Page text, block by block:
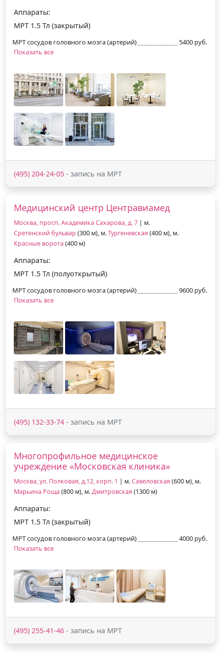
Аппараты:
МРТ 1.5 Тл (закрытый)
МРТ сосудов головного мозга (артерий)
5400 руб.
Показать все
(495) 204-24-05 - запись на МРТ
Медицинский центр Центравиамед
Москва, просп. Академика Сахарова, д. 7 | м.
Сретенский бульвар (300 м), м.Тургеневская (400 м), м.
Красные ворота (400 м)
Аппараты:
МРТ 1.5 Тл (полуоткрытый)
МРТ сосудов головного мозга (артерий)
9600 руб.
Показать все
(495) 132-33-74 - запись на МРТ
Многопрофильное медицинское
учреждение «Московская клиника»
Москва, ул. Полковая, д.12, корп. 1 | м.Савеловская (600 м), м.
Марьина Роща (800 м), м.Дмитровская (1300 м)
Аппараты:
МРТ 1.5 Тл (закрытый)
МРТ сосудов головного мозга (артерий)
4000 руб.
Показать все
(495) 255-41-46 - запись на МРТ